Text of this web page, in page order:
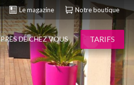
Le magazine Notre boutique
TARIFS
PRÈS DE CHEZ VOUS